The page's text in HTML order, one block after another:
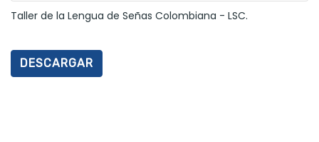
Taller de la Lengua de Señas Colombiana - LSC.
DESCARGAR